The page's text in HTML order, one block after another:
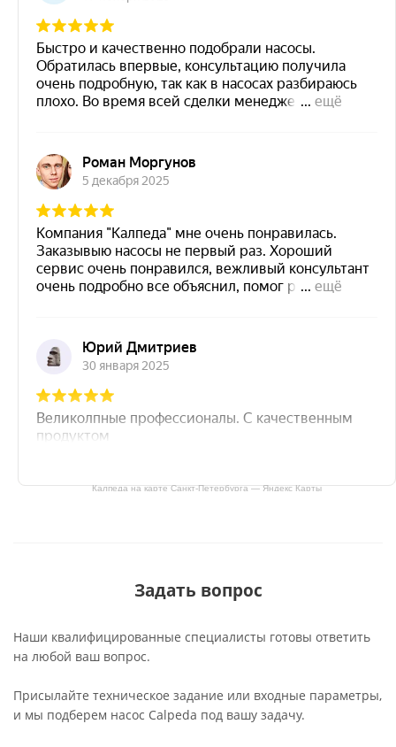
Калпеда на карте Санкт‑Петербурга — Яндекс Карты
Задать вопрос
Наши квалифицированные специалисты готовы ответить
на любой ваш вопрос.
Присылайте техническое задание или входные параметры,
и мы подберем насос Calpeda под вашу задачу.